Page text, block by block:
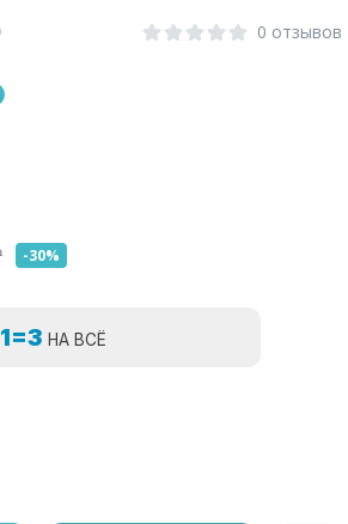
0 отзывов
-30%
НА ВСЁ